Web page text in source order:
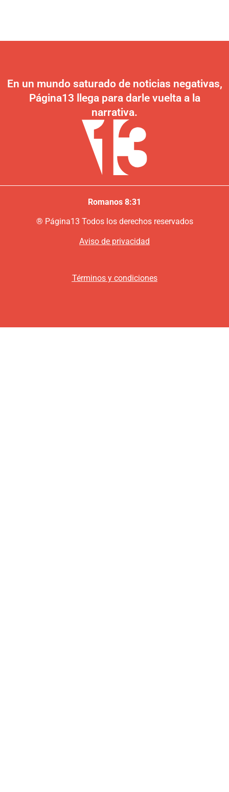
En un mundo saturado de noticias negativas,
Página13 llega para darle vuelta a la
narrativa.
Romanos 8:31
® Página13 Todos los derechos reservados
Aviso de privacidad
Términos y condiciones